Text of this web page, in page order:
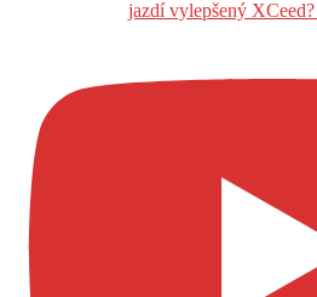
jazdí vylepšený